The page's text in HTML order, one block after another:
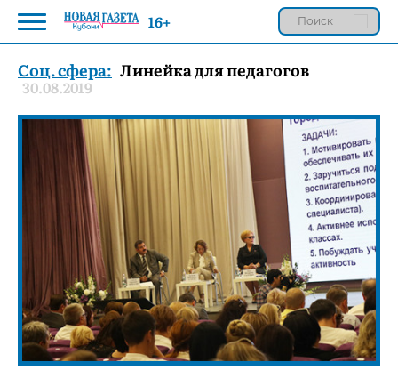
Соц. сфера: Линейка для педагогов
30.08.2019
16+